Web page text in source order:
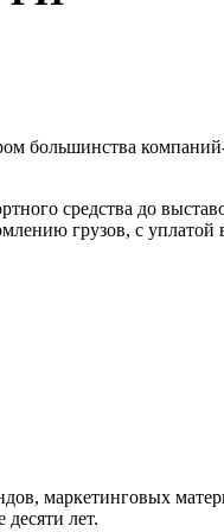
большинства
средства до
грузов, с
маркетинговых
лет.